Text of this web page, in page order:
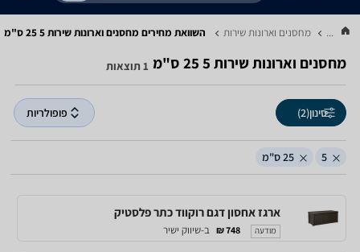
... מחסנים וארונות שירות השוואת מחירים מחסנים וארונות שירות ‏5 ‏25 ‏ס"מ
מחסנים וארונות שירות ‏5 ‏25 ‏ס"מ 1 תוצאות
סינון(2) פופולריות
5 25 ס"מ
ארגז אחסון דגם רוקווד כתר פלסטיק
מודעה 748 ₪ ב-שיווק ישיר